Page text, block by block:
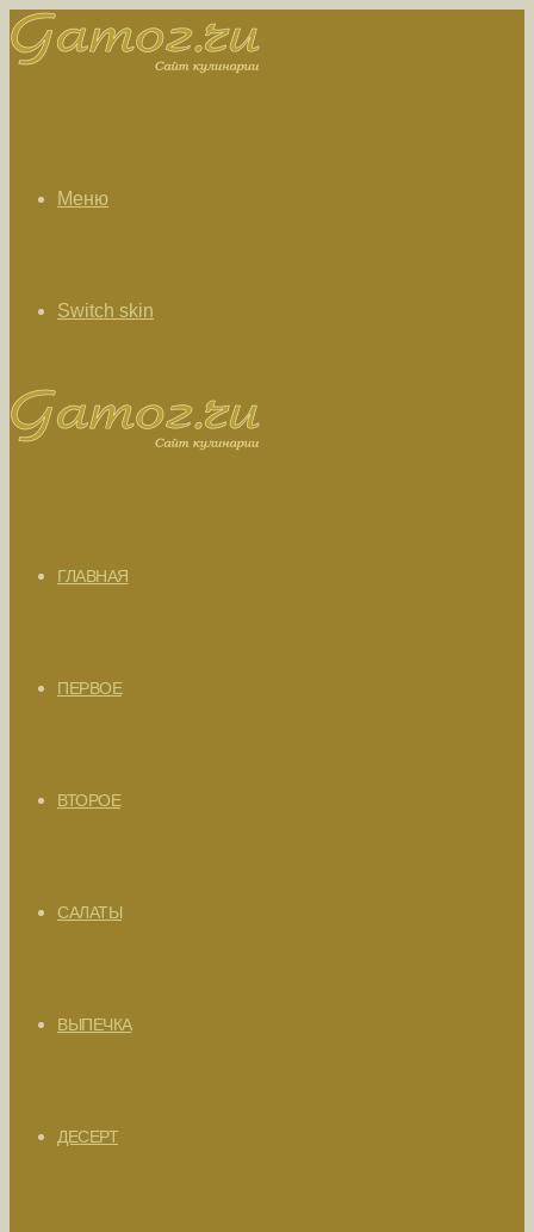
Меню
Switch skin
ГЛАВНАЯ
ПЕРВОЕ
ВТОРОЕ
САЛАТЫ
ВЫПЕЧКА
ДЕСЕРТ